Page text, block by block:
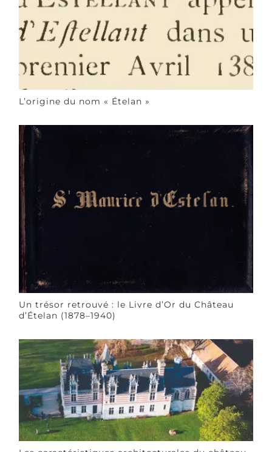
L’origine du nom « Ételan »
Un trésor retrouvé : le Livre d’Or du Château
d’Ételan (1878–1940)